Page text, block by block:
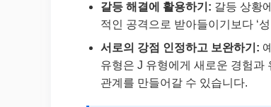
갈등 해결에 활용하기: 갈등 상황
적인 공격으로 받아들이기보다 ‘
서로의 강점 인정하고 보완하기:
유형은 J 유형에게 새로운 경험과
관계를 만들어갈 수 있습니다.